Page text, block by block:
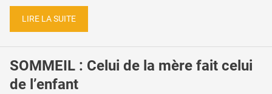
LIRE LA SUITE
SOMMEIL : Celui de la mère fait celui
de l’enfant